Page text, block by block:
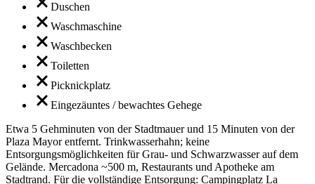
Duschen
Waschmaschine
Waschbecken
Toiletten
Picknickplatz
Eingezäuntes / bewachtes Gehege
Etwa 5 Gehminuten von der Stadtmauer und 15 Minuten von der
Plaza Mayor entfernt. Trinkwasserhahn; keine
Entsorgungsmöglichkeiten für Grau- und Schwarzwasser auf dem
Gelände. Mercadona ~500 m, Restaurants und Apotheke am
Stadtrand. Für die vollständige Entsorgung: Campingplatz La